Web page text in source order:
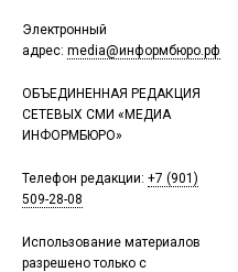
Электронный
адрес: media@информбюро.рф
ОБЪЕДИНЕННАЯ РЕДАКЦИЯ
СЕТЕВЫХ СМИ «МЕДИА
ИНФОРМБЮРО»
Телефон редакции: +7 (901)
509-28-08
Использование материалов
разрешено только с